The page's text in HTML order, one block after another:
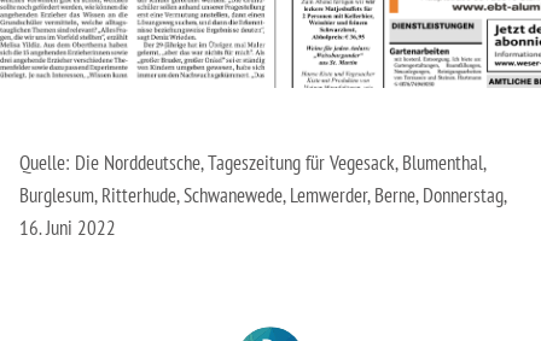
Quelle: Die Norddeutsche, Tageszeitung für Vegesack, Blumenthal,
Burglesum, Ritterhude, Schwanewede, Lemwerder, Berne, Donnerstag,
16. Juni 2022
Staatliche Anerkennung als Erzieher:in